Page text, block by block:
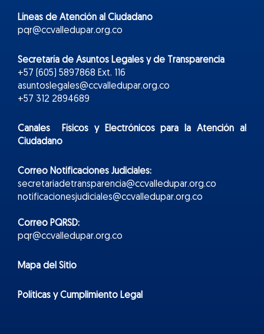
Líneas de Atención al Ciudadano
pqr@ccvalledupar.org.co
Secretaría de Asuntos Legales y de Transparencia
+57 (605) 5897868 Ext. 116
asuntoslegales@ccvalledupar.org.co
+57 312 2894689
Canales Físicos yElectrónicospara la Atención al
Ciudadano
Correo Notificaciones Judiciales:
secretariadetransparencia@ccvalledupar.org.co
notificacionesjudiciales@ccvalledupar.org.co
Correo PQRSD:
pqr@ccvalledupar.org.co
Mapa del Sitio
Políticas y Cumplimiento Legal